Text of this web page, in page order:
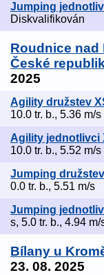
Jumping
Diskvalifikován
Roudnice nad
České
2025
Agility družstev
10.0 tr. b., 5.36 m/s
Agility jednotlivci
10.0 tr. b., 5.52 m/s
Jumping
0.0 tr. b., 5.51 m/s
Jumping
s, 5.0 tr. b., 4.94 m/
Bílany u
23. 08. 2025